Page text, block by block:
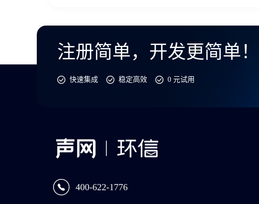
注册简单，开发更简单！
快速集成 稳定高效 0 元试用
400-622-1776